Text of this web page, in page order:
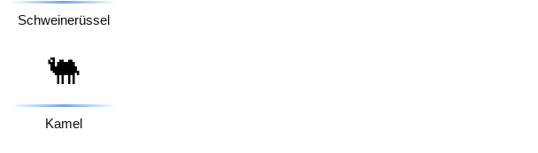
Schweinerüssel
🐫
Kamel